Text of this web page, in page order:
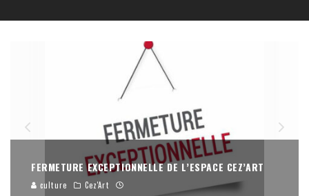
ELECTION DE LA REINE DES FÊTES
culture Festivités